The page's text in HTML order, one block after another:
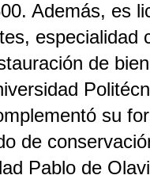
Además, es
especialidad
de
su
de
Pablo de